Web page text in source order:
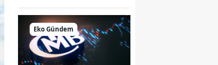
Eko Gündem